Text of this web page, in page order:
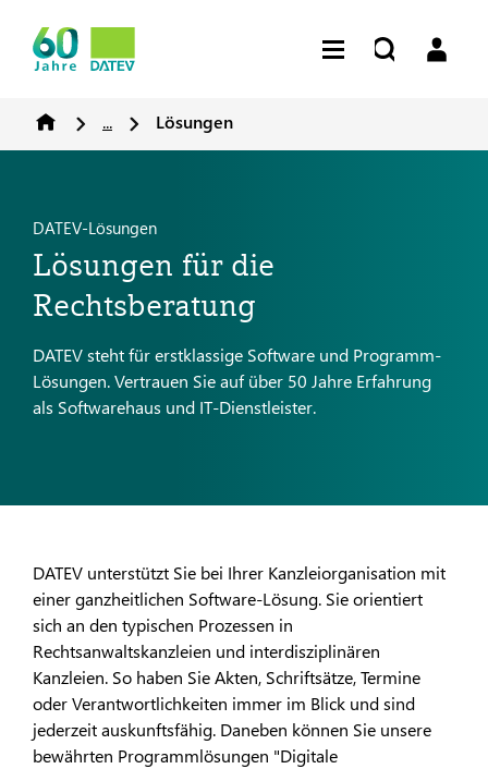
... Lösungen
DATEV-Lösungen
Lösungen für die
Rechtsberatung
DATEV steht für erstklassige Software und Programm-
Lösungen. Vertrauen Sie auf über 50 Jahre Erfahrung
als Softwarehaus und IT-Dienstleister.
DATEV unterstützt Sie bei Ihrer Kanzleiorganisation mit
einer ganzheitlichen Software-Lösung. Sie orientiert
sich an den typischen Prozessen in
Rechtsanwaltskanzleien und interdisziplinären
Kanzleien. So haben Sie Akten, Schriftsätze, Termine
oder Verantwortlichkeiten immer im Blick und sind
jederzeit auskunftsfähig. Daneben können Sie unsere
bewährten Programmlösungen "Digitale